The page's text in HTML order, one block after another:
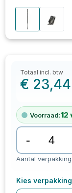
Totaal incl. btw
€ 23,44
Voorraad:12
-
Aantal
Kies